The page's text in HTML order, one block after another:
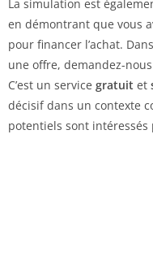
La simulation est
en démontrant que vous
pour financer l’achat.
une offre, demandez-
C’est un service gratuit et
décisif dans un contexte
potentiels sont intéressés